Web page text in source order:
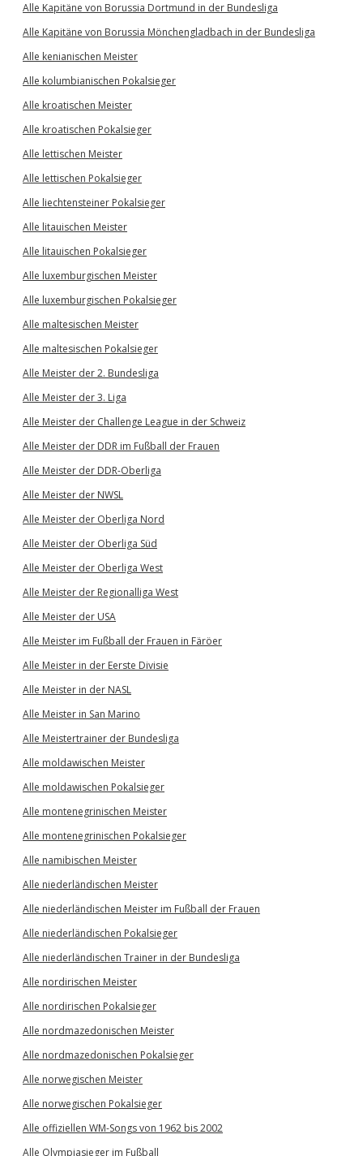
Alle Kapitäne von Borussia Dortmund in der Bundesliga
Alle Kapitäne von Borussia Mönchengladbach in der Bundesliga
Alle kenianischen Meister
Alle kolumbianischen Pokalsieger
Alle kroatischen Meister
Alle kroatischen Pokalsieger
Alle lettischen Meister
Alle lettischen Pokalsieger
Alle liechtensteiner Pokalsieger
Alle litauischen Meister
Alle litauischen Pokalsieger
Alle luxemburgischen Meister
Alle luxemburgischen Pokalsieger
Alle maltesischen Meister
Alle maltesischen Pokalsieger
Alle Meister der 2. Bundesliga
Alle Meister der 3. Liga
Alle Meister der Challenge League in der Schweiz
Alle Meister der DDR im Fußball der Frauen
Alle Meister der DDR-Oberliga
Alle Meister der NWSL
Alle Meister der Oberliga Nord
Alle Meister der Oberliga Süd
Alle Meister der Oberliga West
Alle Meister der Regionalliga West
Alle Meister der USA
Alle Meister im Fußball der Frauen in Färöer
Alle Meister in der Eerste Divisie
Alle Meister in der NASL
Alle Meister in San Marino
Alle Meistertrainer der Bundesliga
Alle moldawischen Meister
Alle moldawischen Pokalsieger
Alle montenegrinischen Meister
Alle montenegrinischen Pokalsieger
Alle namibischen Meister
Alle niederländischen Meister
Alle niederländischen Meister im Fußball der Frauen
Alle niederländischen Pokalsieger
Alle niederländischen Trainer in der Bundesliga
Alle nordirischen Meister
Alle nordirischen Pokalsieger
Alle nordmazedonischen Meister
Alle nordmazedonischen Pokalsieger
Alle norwegischen Meister
Alle norwegischen Pokalsieger
Alle offiziellen WM-Songs von 1962 bis 2002
Alle Olympiasieger im Fußball